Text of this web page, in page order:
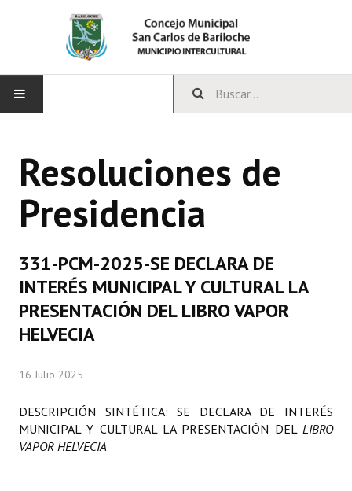
CONCEJO
Bloques Políticos
Comisiones Permanentes
Comisiones Especiales
Concejales Mandato Cumplido
Programas
LEGISLACIÓN
Constitución Nacional
Resoluciones de
Presidencia
331-PCM-2025-SE DECLARA DE
INTERÉS MUNICIPAL Y CULTURAL LA
PRESENTACIÓN DEL LIBRO VAPOR
HELVECIA
16 Julio 2025
DESCRIPCIÓN SINTÉTICA: SE DECLARA DE INTERÉS
MUNICIPAL Y CULTURAL LA PRESENTACIÓN DEL LIBRO
VAPOR HELVECIA